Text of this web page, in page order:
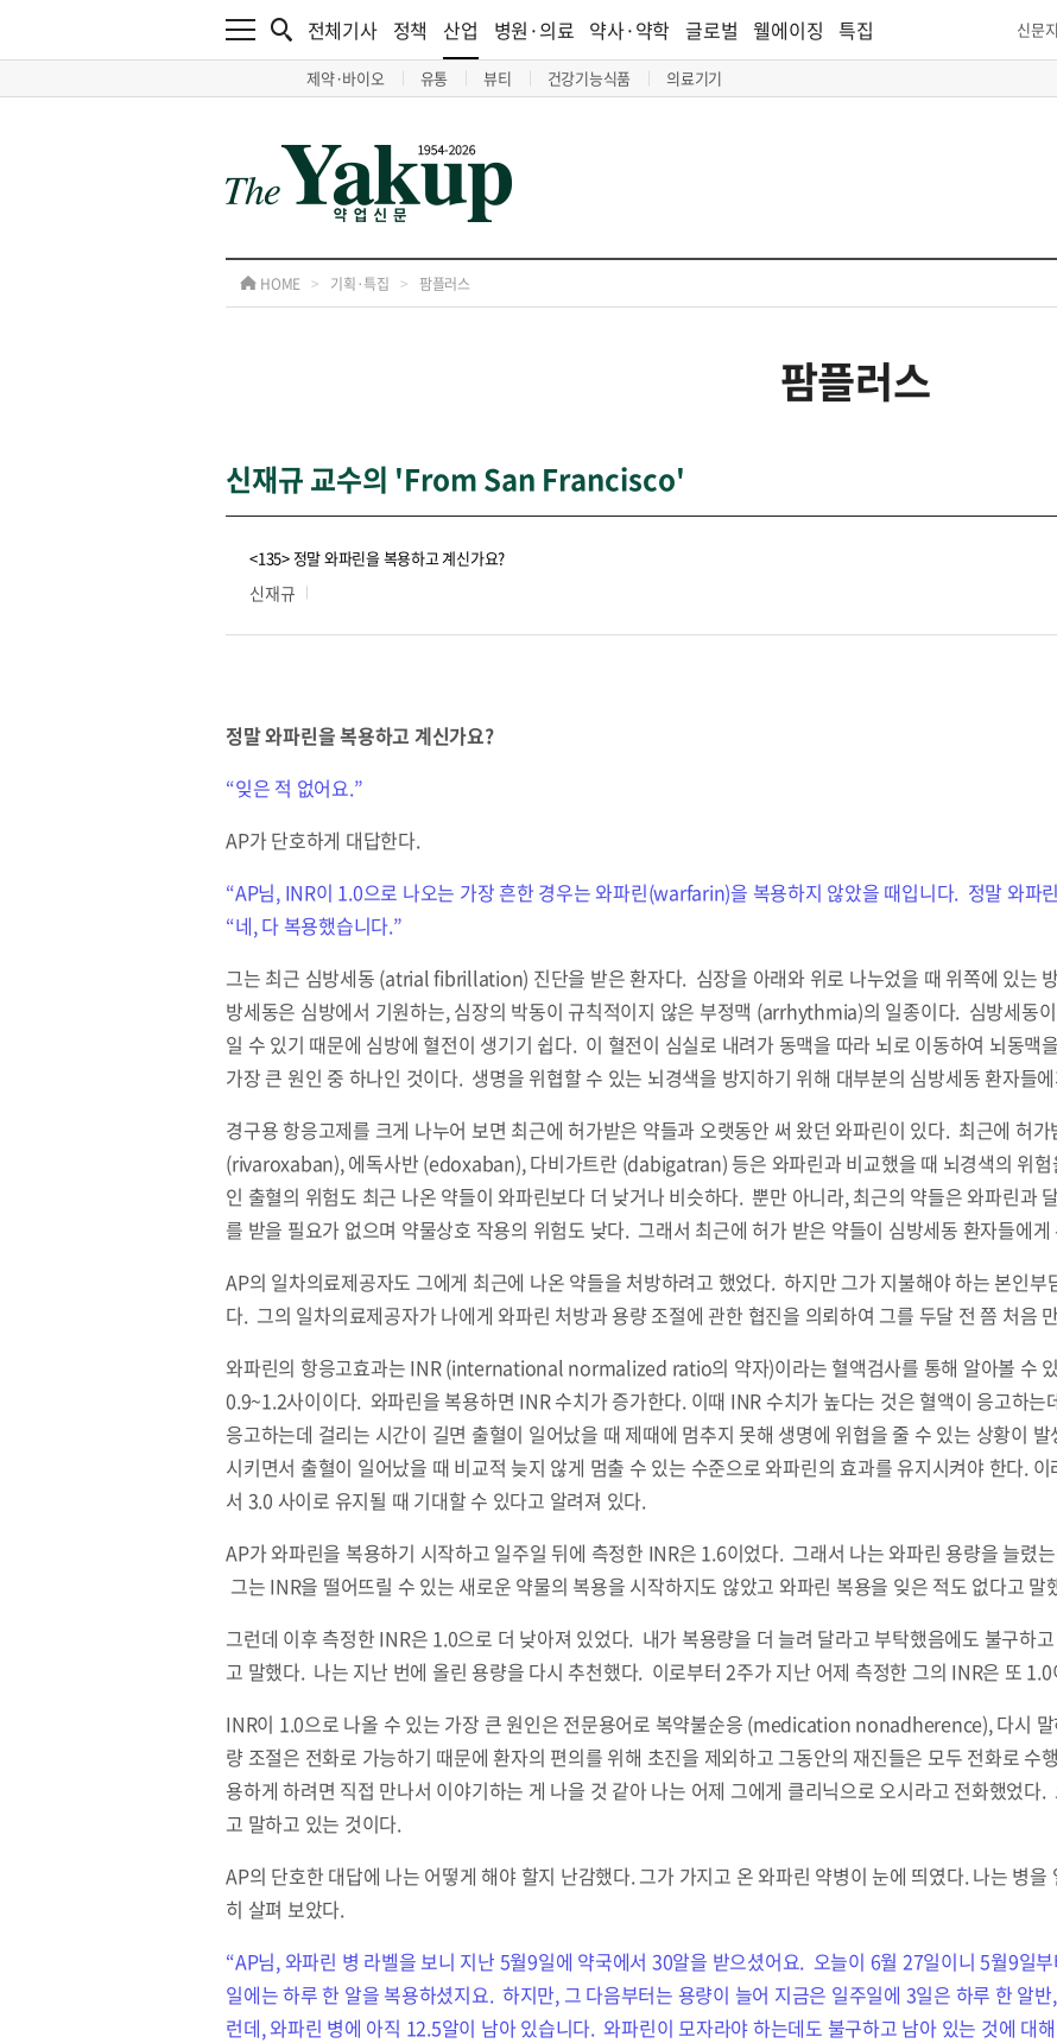
전체기사 정책 산업
제약·바이오 유통 뷰티 건강기능식품 의료기기
병원·의료 약사·약학 글로벌 웰에이징 특집 신문
HOME > 기획·특집 > 팜플러스
팜플러스
신재규 교수의 'From San Francisco'
<135> 정말 와파린을 복용하고 계신가요?
신재규
정말 와파린을 복용하고 계신가요?
“잊은 적 없어요.”
AP가 단호하게 대답한다.
“AP님, INR이 1.0으로 나오는 가장 흔한 경우는 와파린(warfarin)을 복용하지 않았을 때입니다. 정말 와파
“네, 다 복용했습니다.”
그는 최근 심방세동 (atrial fibrillation) 진단을 받은 환자다. 심장을 아래와 위로 나누었을 때 위쪽에 있는
방세동은 심방에서 기원하는, 심장의 박동이 규칙적이지 않은 부정맥 (arrhythmia)의 일종이다. 심방세동
일 수 있기 때문에 심방에 혈전이 생기기 쉽다. 이 혈전이 심실로 내려가 동맥을 따라 뇌로 이동하여 뇌동
가장 큰 원인 중 하나인 것이다. 생명을 위협할 수 있는 뇌경색을 방지하기 위해 대부분의 심방세동 환자들
경구용 항응고제를 크게 나누어 보면 최근에 허가받은 약들과 오랫동안 써 왔던 와파린이 있다. 최근에 허
(rivaroxaban), 에독사반 (edoxaban), 다비가트란 (dabigatran) 등은 와파린과 비교했을 때 뇌경색의 위
인 출혈의 위험도 최근 나온 약들이 와파린보다 더 낮거나 비슷하다. 뿐만 아니라, 최근의 약들은 와파린과
를 받을 필요가 없으며 약물상호 작용의 위험도 낮다. 그래서 최근에 허가 받은 약들이 심방세동 환자들에
AP의 일차의료제공자도 그에게 최근에 나온 약들을 처방하려고 했었다. 하지만 그가 지불해야 하는 본인
다. 그의 일차의료제공자가 나에게 와파린 처방과 용량 조절에 관한 협진을 의뢰하여 그를 두달 전 쯤 처음
와파린의 항응고효과는 INR (international normalized ratio의 약자)이라는 혈액검사를 통해 알아볼 수
0.9~1.2사이이다. 와파린을 복용하면 INR 수치가 증가한다. 이때 INR 수치가 높다는 것은 혈액이 응고하
응고하는데 걸리는 시간이 길면 출혈이 일어났을 때 제때에 멈추지 못해 생명에 위협을 줄 수 있는 상황이
시키면서 출혈이 일어났을 때 비교적 늦지 않게 멈출 수 있는 수준으로 와파린의 효과를 유지시켜야 한다.
서 3.0 사이로 유지될 때 기대할 수 있다고 알려져 있다.
AP가 와파린을 복용하기 시작하고 일주일 뒤에 측정한 INR은 1.6이었다. 그래서 나는 와파린 용량을 늘렸
그는 INR을 떨어뜨릴 수 있는 새로운 약물의 복용을 시작하지도 않았고 와파린 복용을 잊은 적도 없다고
그런데 이후 측정한 INR은 1.0으로 더 낮아져 있었다. 내가 복용량을 더 늘려 달라고 부탁했음에도 불구하
고 말했다. 나는 지난 번에 올린 용량을 다시 추천했다. 이로부터 2주가 지난 어제 측정한 그의 INR은 또
INR이 1.0으로 나올 수 있는 가장 큰 원인은 전문용어로 복약불순응 (medication nonadherence), 다시
량 조절은 전화로 가능하기 때문에 환자의 편의를 위해 초진을 제외하고 그동안의 재진들은 모두 전화로
용하게 하려면 직접 만나서 이야기하는 게 나을 것 같아 나는 어제 그에게 클리닉으로 오시라고 전화했었
고 말하고 있는 것이다.
AP의 단호한 대답에 나는 어떻게 해야 할지 난감했다. 그가 가지고 온 와파린 약병이 눈에 띄였다. 나는 병
히 살펴 보았다.
“AP님, 와파린 병 라벨을 보니 지난 5월9일에 약국에서 30알을 받으셨어요. 오늘이 6월 27일이니 5월9일
일에는 하루 한 알을 복용하셨지요. 하지만, 그 다음부터는 용량이 늘어 지금은 일주일에 3일은 하루 한 알
런데, 와파린 병에 아직 12.5알이 남아 있습니다. 와파린이 모자라야 하는데도 불구하고 남아 있는 것에 대